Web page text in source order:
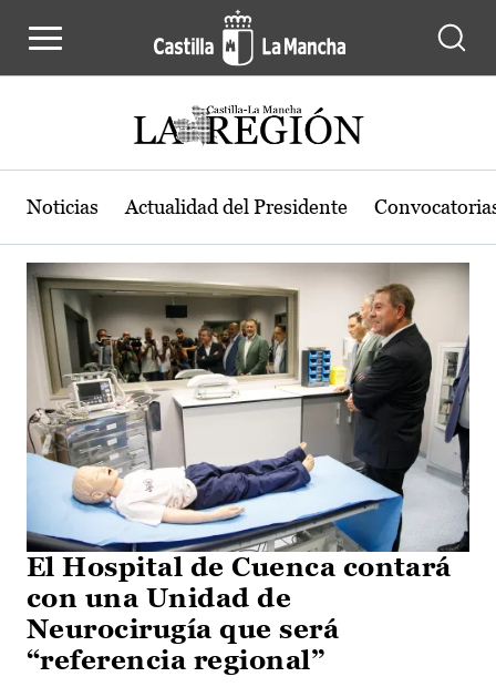
Actualidad de la región de Castilla-
Noticias Actualidad del Presidente
El Hospital de Cuenca contará
con una Unidad de
Neurocirugía que será
“referencia regional”